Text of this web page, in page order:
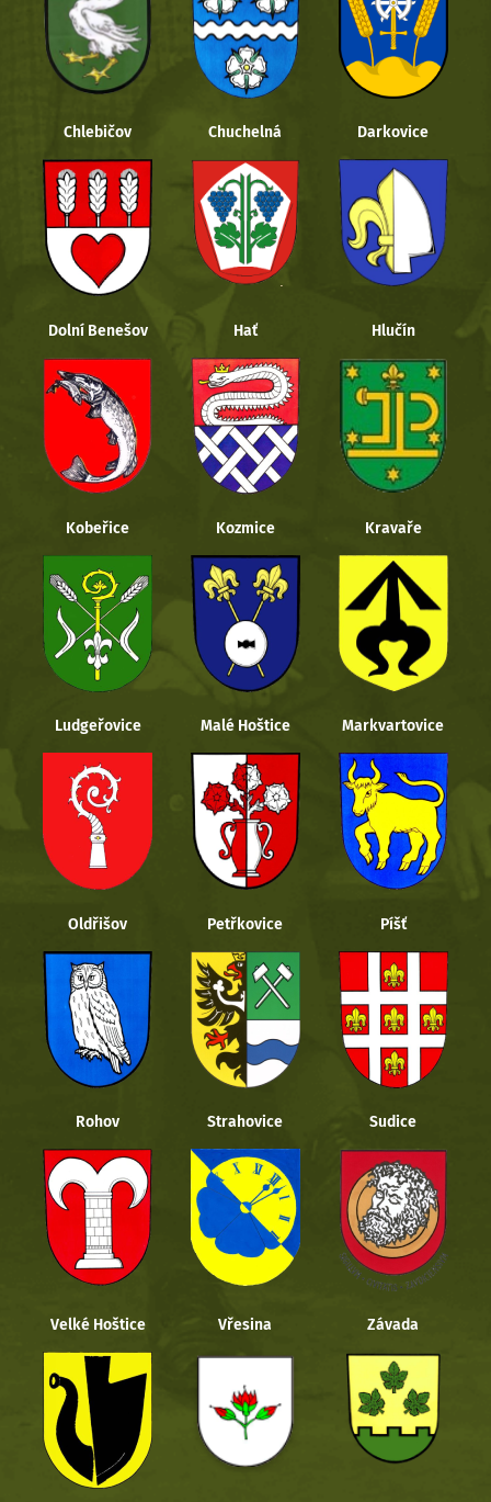
Chlebičov Chuchelná Darkovice
Dolní Benešov Hať Hlučín
Kobeřice Kozmice Kravaře
Ludgeřovice Malé Hoštice Markvartovice
Oldřišov Petřkovice Píšť
Rohov Strahovice Sudice
Velké Hoštice Vřesina Závada